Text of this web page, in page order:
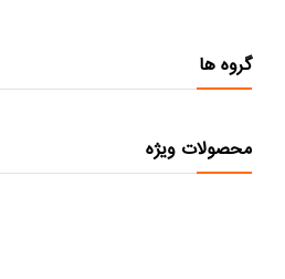
گروه ها
محصولات ویژه